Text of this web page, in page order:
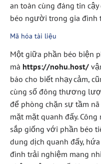
an toàn cùng đáng tin
béo người trong gia đình
Mã hóa tài liệu
Một giữa phần béo biện
mà https://nohu.host/
báo cho biết nhạy cảm,
cùng số đông thương
để phòng chặn sự tầm
mặt mặt quanh đấy.
sắp giống với phần béo
dung dịch quanh đấy,
đình trải nghiệm mang